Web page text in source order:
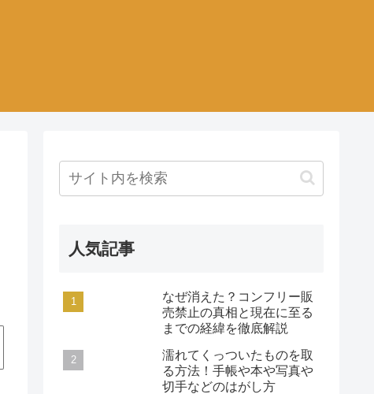
人気記事
なぜ消えた？コンフリー販
売禁止の真相と現在に至る
までの経緯を徹底解説
濡れてくっついたものを取
る方法！手帳や本や写真や
切手などのはがし方